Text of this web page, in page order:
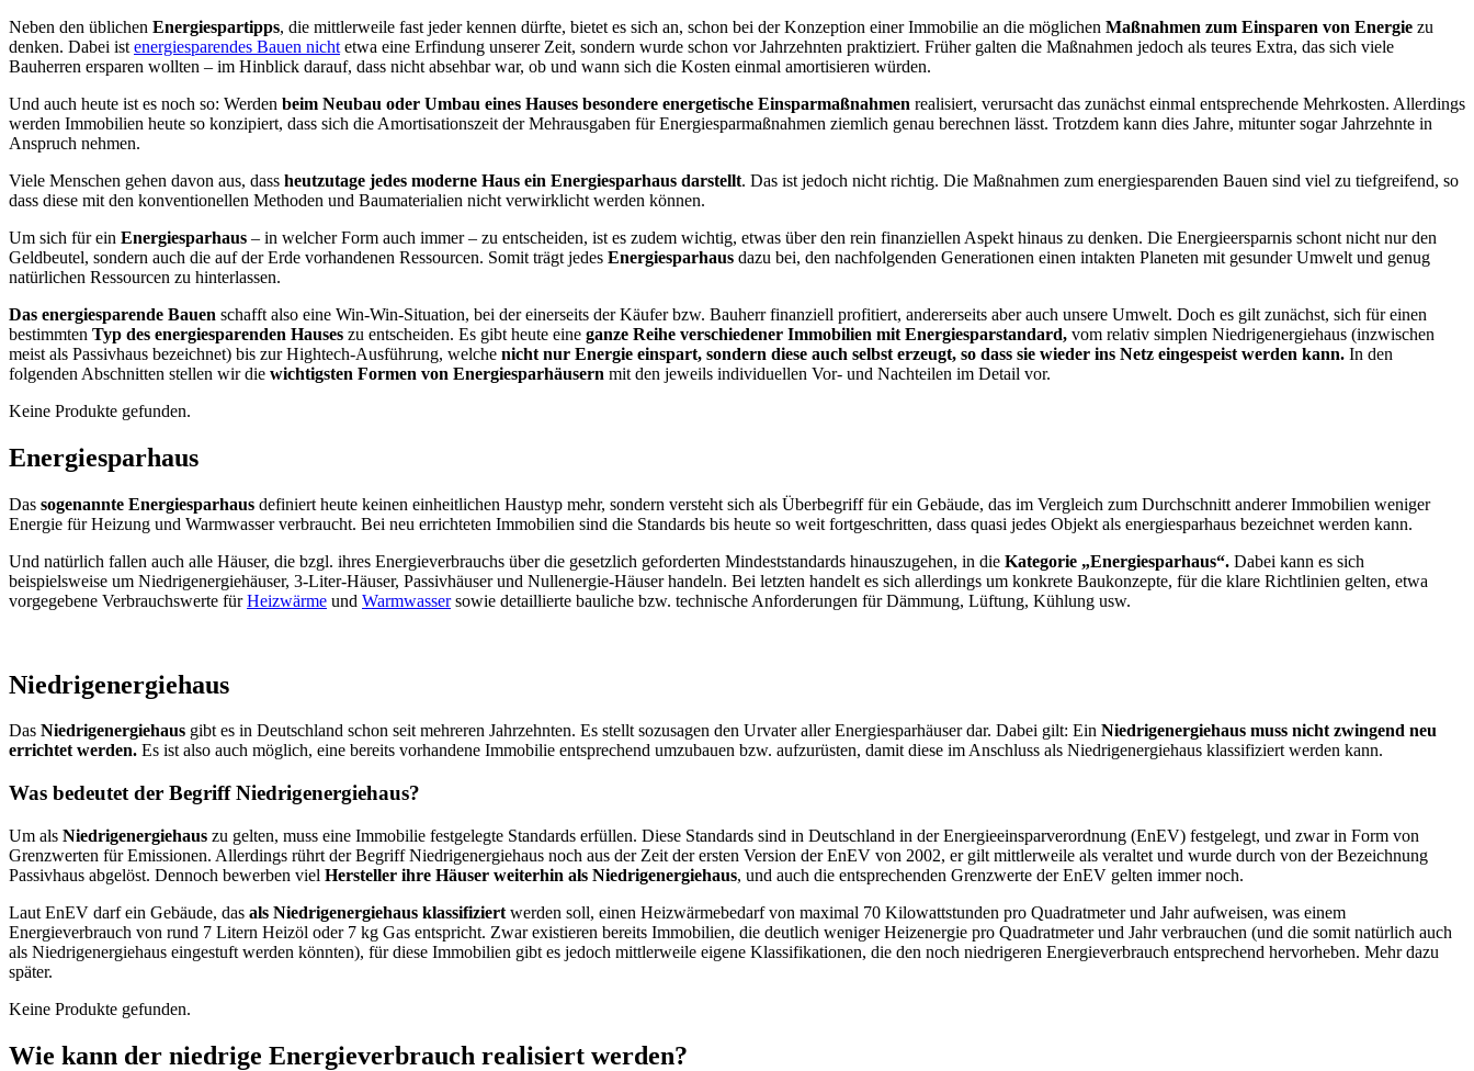
Neben den üblichen Energiespartipps, die mittlerweile fast jeder kennen dürfte, bietet es sich an, schon bei der Konzeption einer Immobilie an die möglichen Maßnahmen zum Einsparen von Energie zu
denken. Dabei ist energiesparendes Bauen nicht etwa eine Erfindung unserer Zeit, sondern wurde schon vor Jahrzehnten praktiziert. Früher galten die Maßnahmen jedoch als teures Extra, das sich viele
Bauherren ersparen wollten – im Hinblick darauf, dass nicht absehbar war, ob und wann sich die Kosten einmal amortisieren würden.
Und auch heute ist es noch so: Werden beim Neubau oder Umbau eines Hauses besondere energetische Einsparmaßnahmen realisiert, verursacht das zunächst einmal entsprechende Mehrkosten. Allerdings
werden Immobilien heute so konzipiert, dass sich die Amortisationszeit der Mehrausgaben für Energiesparmaßnahmen ziemlich genau berechnen lässt. Trotzdem kann dies Jahre, mitunter sogar Jahrzehnte in
Anspruch nehmen.
Viele Menschen gehen davon aus, dass heutzutage jedes moderne Haus ein Energiesparhaus darstellt. Das ist jedoch nicht richtig. Die Maßnahmen zum energiesparenden Bauen sind viel zu tiefgreifend, so
dass diese mit den konventionellen Methoden und Baumaterialien nicht verwirklicht werden können.
Um sich für ein Energiesparhaus – in welcher Form auch immer – zu entscheiden, ist es zudem wichtig, etwas über den rein finanziellen Aspekt hinaus zu denken. Die Energieersparnis schont nicht nur den
Geldbeutel, sondern auch die auf der Erde vorhandenen Ressourcen. Somit trägt jedes Energiesparhaus dazu bei, den nachfolgenden Generationen einen intakten Planeten mit gesunder Umwelt und genug
natürlichen Ressourcen zu hinterlassen.
Das energiesparende Bauen schafft also eine Win-Win-Situation, bei der einerseits der Käufer bzw. Bauherr finanziell profitiert, andererseits aber auch unsere Umwelt. Doch es gilt zunächst, sich für einen
bestimmten Typ des energiesparenden Hauses zu entscheiden. Es gibt heute eine ganze Reihe verschiedener Immobilien mit Energiesparstandard, vom relativ simplen Niedrigenergiehaus (inzwischen
meist als Passivhaus bezeichnet) bis zur Hightech-Ausführung, welche nicht nur Energie einspart, sondern diese auch selbst erzeugt, so dass sie wieder ins Netz eingespeist werden kann. In den
folgenden Abschnitten stellen wir die wichtigsten Formen von Energiesparhäusern mit den jeweils individuellen Vor- und Nachteilen im Detail vor.
Keine Produkte gefunden.
Energiesparhaus
Das sogenannte Energiesparhaus definiert heute keinen einheitlichen Haustyp mehr, sondern versteht sich als Überbegriff für ein Gebäude, das im Vergleich zum Durchschnitt anderer Immobilien weniger
Energie für Heizung und Warmwasser verbraucht. Bei neu errichteten Immobilien sind die Standards bis heute so weit fortgeschritten, dass quasi jedes Objekt als energiesparhaus bezeichnet werden kann.
Und natürlich fallen auch alle Häuser, die bzgl. ihres Energieverbrauchs über die gesetzlich geforderten Mindeststandards hinauszugehen, in die Kategorie „Energiesparhaus“. Dabei kann es sich
beispielsweise um Niedrigenergiehäuser, 3-Liter-Häuser, Passivhäuser und Nullenergie-Häuser handeln. Bei letzten handelt es sich allerdings um konkrete Baukonzepte, für die klare Richtlinien gelten, etwa
vorgegebene Verbrauchswerte fürHeizwärme und Warmwassersowie detaillierte bauliche bzw. technische Anforderungen für Dämmung, Lüftung, Kühlung usw.
Niedrigenergiehaus
Das Niedrigenergiehaus gibt es in Deutschland schon seit mehreren Jahrzehnten. Es stellt sozusagen den Urvater aller Energiesparhäuser dar. Dabei gilt: Ein Niedrigenergiehaus muss nicht zwingend neu
errichtet werden. Es ist also auch möglich, eine bereits vorhandene Immobilie entsprechend umzubauen bzw. aufzurüsten, damit diese im Anschluss als Niedrigenergiehaus klassifiziert werden kann.
Was bedeutet der Begriff Niedrigenergiehaus?
Um als Niedrigenergiehaus zu gelten, muss eine Immobilie festgelegte Standards erfüllen. Diese Standards sind in Deutschland in der Energieeinsparverordnung (EnEV) festgelegt, und zwar in Form von
Grenzwerten für Emissionen. Allerdings rührt der Begriff Niedrigenergiehaus noch aus der Zeit der ersten Version der EnEV von 2002, er gilt mittlerweile als veraltet und wurde durch von der Bezeichnung
Passivhaus abgelöst. Dennoch bewerben viel Hersteller ihre Häuser weiterhin als Niedrigenergiehaus, und auch die entsprechenden Grenzwerte der EnEV gelten immer noch.
Laut EnEV darf ein Gebäude, das als Niedrigenergiehaus klassifiziert werden soll, einen Heizwärmebedarf von maximal 70 Kilowattstunden pro Quadratmeter und Jahr aufweisen, was einem
Energieverbrauch von rund 7 Litern Heizöl oder 7 kg Gas entspricht. Zwar existieren bereits Immobilien, die deutlich weniger Heizenergie pro Quadratmeter und Jahr verbrauchen (und die somit natürlich auch
als Niedrigenergiehaus eingestuft werden könnten), für diese Immobilien gibt es jedoch mittlerweile eigene Klassifikationen, die den noch niedrigeren Energieverbrauch entsprechend hervorheben. Mehr dazu
später.
Keine Produkte gefunden.
Wie kann der niedrige Energieverbrauch realisiert werden?